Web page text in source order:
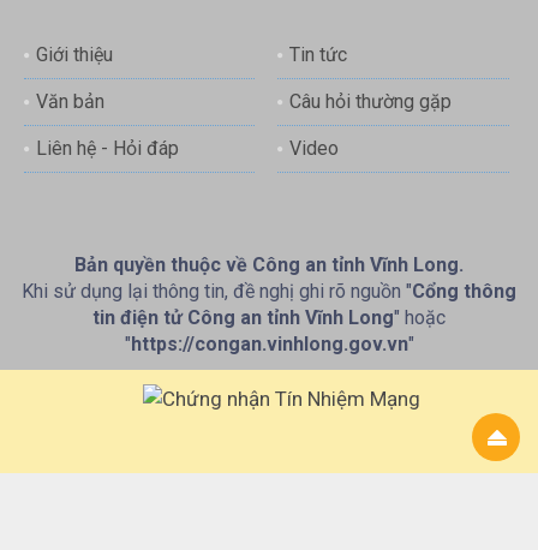
Giới thiệu Tin tức
Văn bản Câu hỏi thường gặp
Liên hệ - Hỏi đáp Video
Bản quyền thuộc về Công an tỉnh Vĩnh Long.
Khi sử dụng lại thông tin, đề nghị ghi rõ nguồn "Cổng thông
tin điện tử Công an tỉnh Vĩnh Long" hoặc
"https://congan.vinhlong.gov.vn"